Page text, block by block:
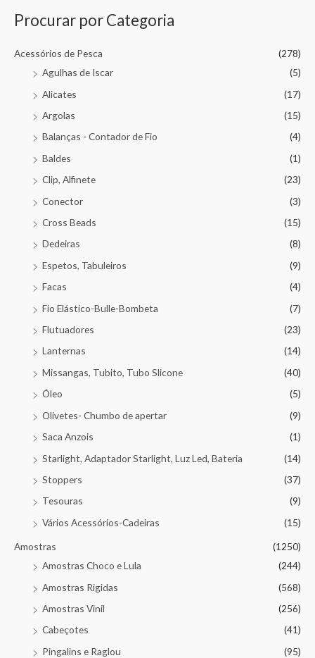
Procurar por Categoria
Acessórios de Pesca
(278)
Agulhas de Iscar
(5)
Alicates
(17)
Argolas
(15)
Balanças - Contador de Fio
(4)
Baldes
(1)
Clip, Alfinete
(23)
Conector
(3)
Cross Beads
(15)
Dedeiras
(8)
Espetos, Tabuleiros
(9)
Facas
(4)
Fio Elástico-Bulle-Bombeta
(7)
Flutuadores
(23)
Lanternas
(14)
Missangas, Tubito, Tubo Slicone
(40)
Óleo
(5)
Olivetes- Chumbo de apertar
(9)
Saca Anzois
(1)
Starlight, Adaptador Starlight, Luz Led, Bateria
(14)
Stoppers
(37)
Tesouras
(9)
Vários Acessórios-Cadeiras
(15)
Amostras
(1250)
Amostras Choco e Lula
(244)
Amostras Rigidas
(568)
Amostras Vinil
(256)
Cabeçotes
(41)
Pingalins e Raglou
(95)